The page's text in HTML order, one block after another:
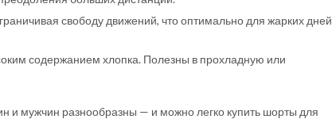
свободу движений, что оптимально для жарких дней
содержанием хлопка. Полезны в прохладную или
мужчин разнообразны — и можно легко купить шорты для